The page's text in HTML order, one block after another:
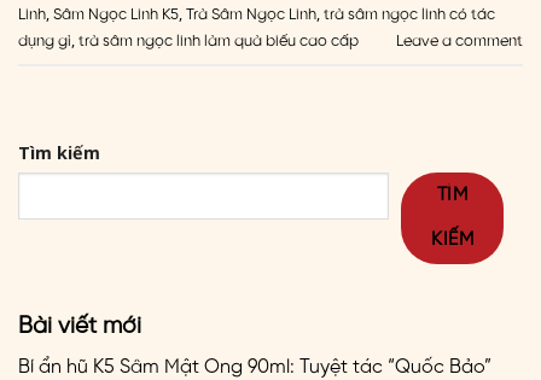
Linh, Sâm Ngọc Linh K5, Trà Sâm Ngọc Linh, trà sâm ngọc linh có tác
dụng gì, trà sâm ngọc linh làm quà biếu cao cấp Leave a comment
Tìm kiếm
TÌM
KIẾM
Bài viết mới
Bí ẩn hũ K5 Sâm Mật Ong 90ml: Tuyệt tác “Quốc Bảo”